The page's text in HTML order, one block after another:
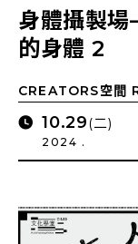
身體攝製
的身體 2
CREATORS空間
10.29(二)
2024 .